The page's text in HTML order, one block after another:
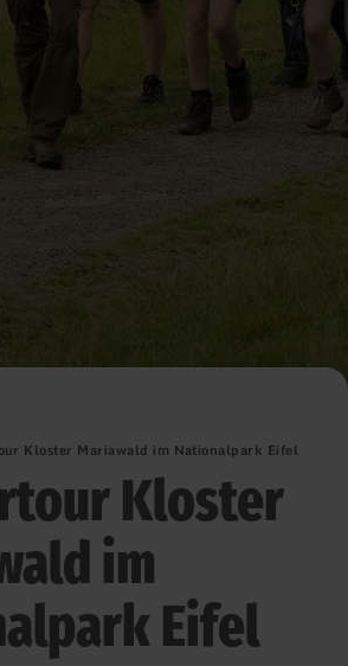
Kloster Mariawald im Nationalpark Eifel
Kloster
im
Eifel